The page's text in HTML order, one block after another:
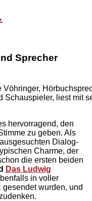
Sprecher
Schauspieler, liest mit
hervorragend, den
zu geben. Als
Dialog-
Charme, der
die ersten beiden
Das Ludwig
in voller
wurden, und